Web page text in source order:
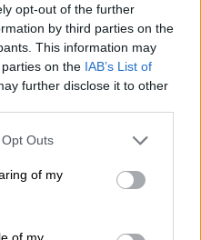
opt-out of the further
by third parties on the
This information may
on the IAB’s List of
further disclose it to other
uses one or more Google
You may click to
and its third-party tags to
purposes in below Google
Outs
of my
of my
video